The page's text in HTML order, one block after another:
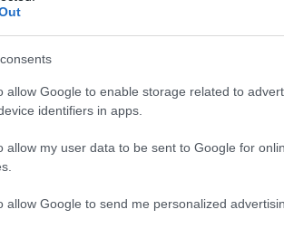
allow Google to enable storage related to
identifiers in apps.
allow my user data to be sent to Google for
allow Google to send me personalized